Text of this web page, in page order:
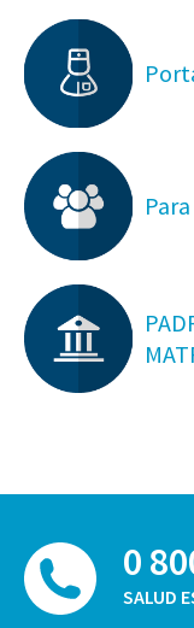
0
SALUD